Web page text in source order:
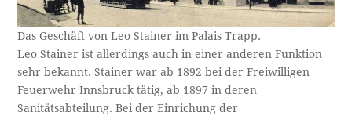
Das Geschäft von Leo Stainer im Palais Trapp.
Leo Stainer ist allerdings auch in einer anderen Funktion
sehr bekannt. Stainer war ab 1892 bei der Freiwilligen
Feuerwehr Innsbruck tätig, ab 1897 in deren
Sanitätsabteilung. Bei der Einrichung der